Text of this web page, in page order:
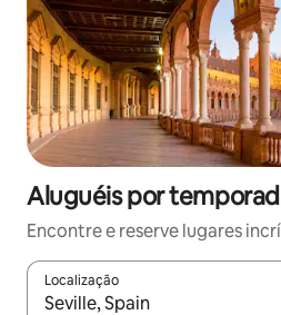
Aluguéis por
Encontre e reserve lugares
Localização
Quando os resultados